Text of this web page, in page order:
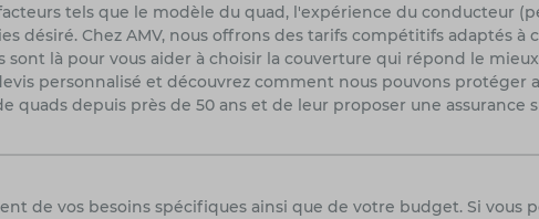
tels que le modèle du quad, l'expérience du conducteur
désiré. Chez AMV, nous offrons des tarifs compétitifs adaptés à
là pour vous aider à choisir la couverture qui répond le
personnalisé et découvrez comment nous pouvons protéger
quads depuis près de 50 ans et de leur proposer une assurance
de vos besoins spécifiques ainsi que de votre budget. Si vous